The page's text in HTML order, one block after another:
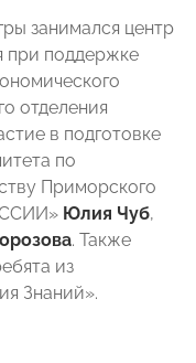
занимался центр
при поддержке
отделения
в подготовке
по
Приморского
Юлия Чуб,
. Также
из
Знаний».